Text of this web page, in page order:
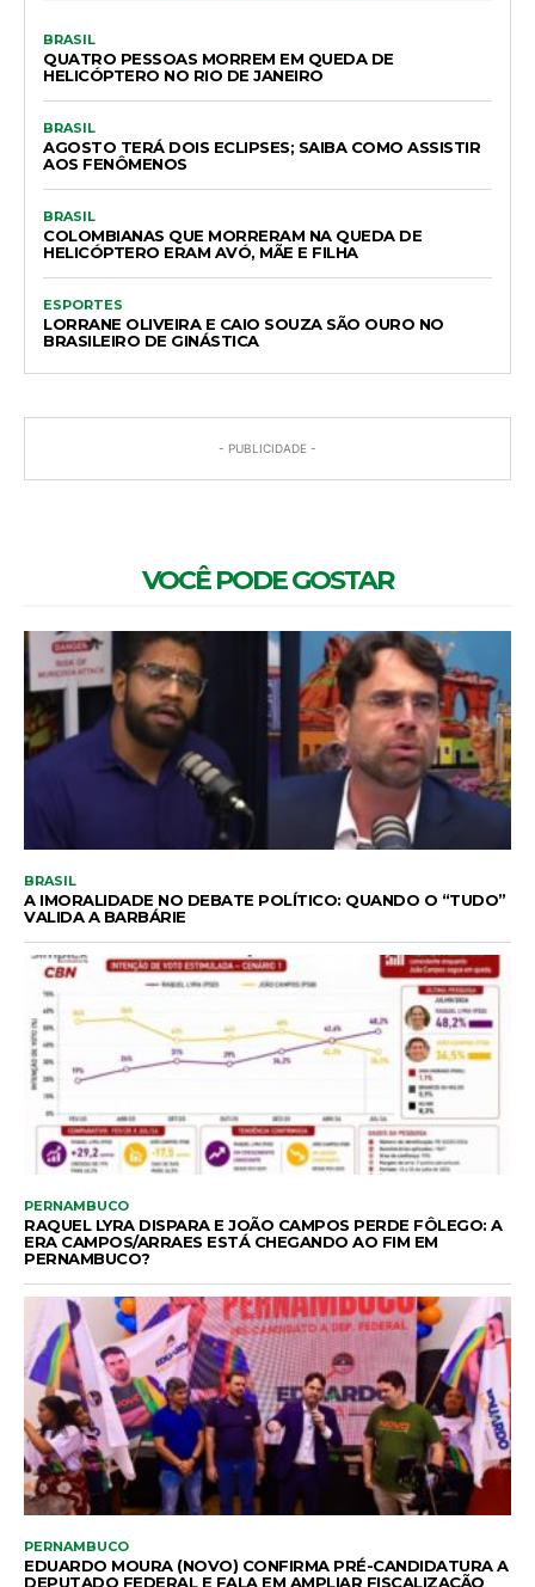
BRASIL
QUATRO PESSOAS MORREM EM QUEDA DE
HELICÓPTERO NO RIO DE JANEIRO
BRASIL
AGOSTO TERÁ DOIS ECLIPSES; SAIBA COMO ASSISTIR
AOS FENÔMENOS
BRASIL
COLOMBIANAS QUE MORRERAM NA QUEDA DE
HELICÓPTERO ERAM AVÓ, MÃE E FILHA
ESPORTES
LORRANE OLIVEIRA E CAIO SOUZA SÃO OURO NO
BRASILEIRO DE GINÁSTICA
- PUBLICIDADE -
VOCÊ PODE GOSTAR
BRASIL
A IMORALIDADE NO DEBATE POLÍTICO: QUANDO O “TUDO”
VALIDA A BARBÁRIE
PERNAMBUCO
RAQUEL LYRA DISPARA E JOÃO CAMPOS PERDE FÔLEGO: A
ERA CAMPOS/ARRAES ESTÁ CHEGANDO AO FIM EM
PERNAMBUCO?
PERNAMBUCO
EDUARDO MOURA (NOVO) CONFIRMA PRÉ-CANDIDATURA A
DEPUTADO FEDERAL E FALA EM AMPLIAR FISCALIZAÇÃO